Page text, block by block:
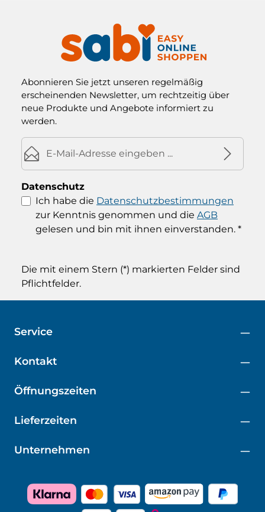
Abonnieren Sie jetzt unseren regelmäßig
erscheinenden Newsletter, um rechtzeitig über
neue Produkte und Angebote informiert zu
werden.
E-Mail-Adresse*
Datenschutz
Ich habe die Datenschutzbestimmungen
zur Kenntnis genommen und die AGB
gelesen und bin mit ihnen einverstanden. *
Die mit einem Stern (*) markierten Felder sind
Pflichtfelder.
Kontakt
Öffnungszeiten
Service
Unternehmen
Lieferzeiten